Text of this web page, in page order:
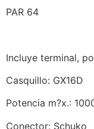
PAR 64
Incluye terminal,
Casquillo: GX16D
Potencia m?x.:
Conector: Schuko